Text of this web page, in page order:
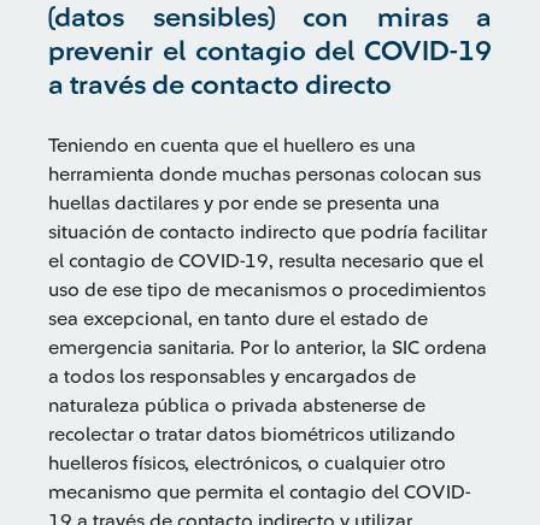
(datos sensibles) con miras a
prevenir el contagio del COVID-19
a través de contacto directo
Teniendo en cuenta que el huellero es una
herramienta donde muchas personas colocan sus
huellas dactilares y por ende se presenta una
situación de contacto indirecto que podría facilitar
el contagio de COVID-19, resulta necesario que el
uso de ese tipo de mecanismos o procedimientos
sea excepcional, en tanto dure el estado de
emergencia sanitaria. Por lo anterior, la SIC ordena
a todos los responsables y encargados de
naturaleza pública o privada abstenerse de
recolectar o tratar datos biométricos utilizando
huelleros físicos, electrónicos, o cualquier otro
mecanismo que permita el contagio del COVID-